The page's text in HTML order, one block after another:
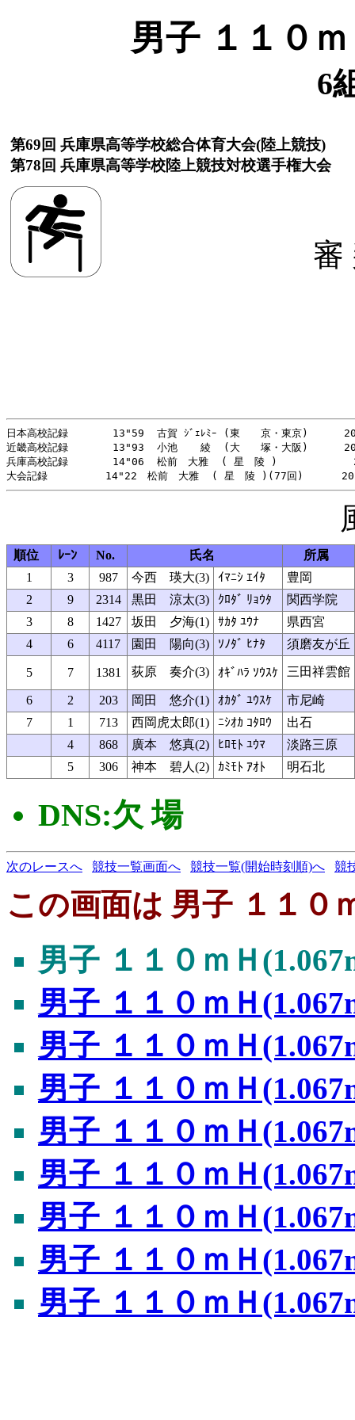
男子 １１０
6
第69回 兵庫県高等学校総合体育大会(陸上競技)
第78回 兵庫県高等学校陸上競技対校選手権大会
日本高校記録       13"59  古賀 ｼﾞｪﾚﾐｰ (東　　京・東京)  　
近畿高校記録       13"93  小池  　綾  (大　　塚・大阪) 　
兵庫高校記録       14"06  松前　大雅  ( 星　陵 )
順位 ﾚｰﾝ No. 氏名
所属
1
3 987 今西 瑛大(3) ｲﾏﾆｼ ｴｲﾀ
豊岡
2
9 2314 黒田 涼太(3) ｸﾛﾀﾞ ﾘｮｳﾀ
関西学院
3
8 1427 坂田 夕海(1) ｻｶﾀ ﾕｳﾅ
県西宮
4
6 4117 園田 陽向(3) ｿﾉﾀﾞ ﾋﾅﾀ 須磨友が丘
5 7 1381 荻原 奏介(3) ｵｷﾞﾊﾗ ｿｳｽｹ 三田祥雲館
6 2 203 岡田 悠介(1) ｵｶﾀﾞ ﾕｳｽｹ
市尼崎
7
1 713 西岡虎太郎(1) ﾆｼｵｶ ｺﾀﾛｳ
出石
4
868 廣本 悠真(2) ﾋﾛﾓﾄ ﾕｳﾏ
淡路三原
5
306 神本 碧人(2) ｶﾐﾓﾄ ｱｵﾄ 明石北
DNS:欠 場
次のレースへ 競技一覧画面へ 競技一覧(開始時刻順)へ 競
この画面は 男子 １１０
男子 １１０ｍＨ
男子 １１０ｍＨ
男子 １１０ｍＨ
男子 １１０ｍＨ
男子 １１０ｍＨ
男子 １１０ｍＨ
男子 １１０ｍＨ
男子 １１０ｍＨ
男子 １１０ｍＨ